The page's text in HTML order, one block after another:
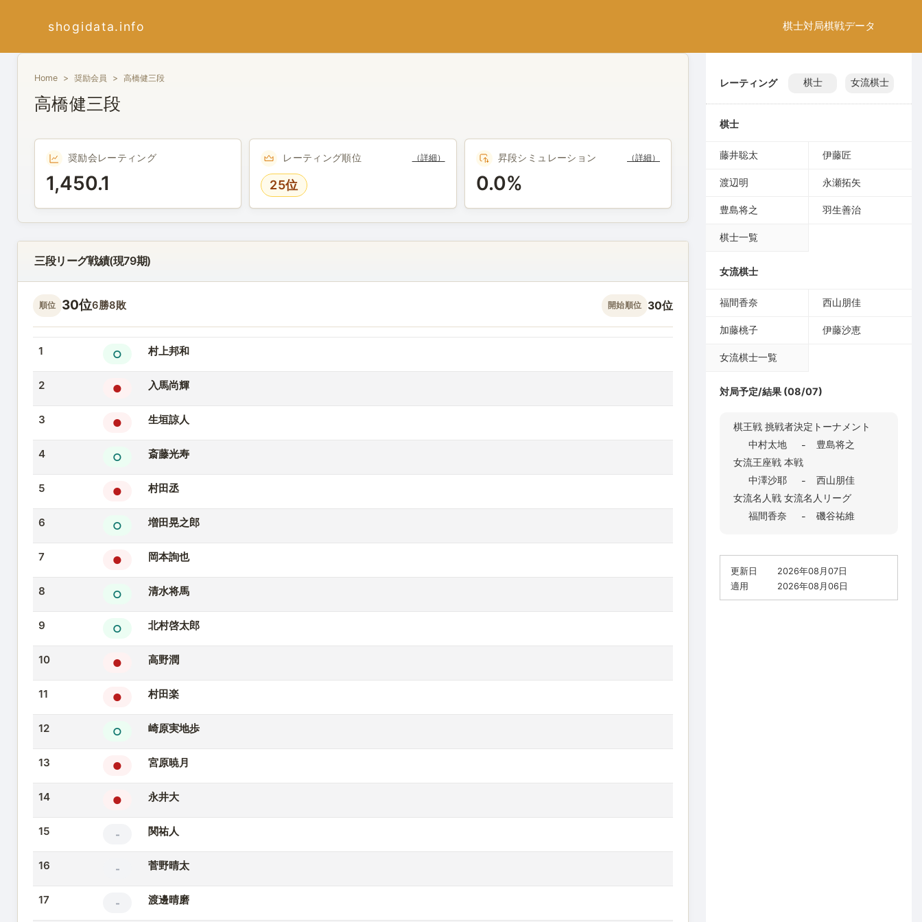
shogidata.info 棋士対局棋戦データ
Home 奨励会員 高橋健三段
高橋健三段
奨励会レーティング
1,450.1
レーティング順位 （詳細）
25位
昇段シミュレーション （詳細）
0.0%
三段リーグ戦績(現79期)
順位 30位6勝8敗 開始順位 30位
1 ○ 村上邦和
2 ● 入馬尚輝
3 ● 生垣諒人
4 ○ 斎藤光寿
5 ● 村田丞
6 ○ 増田晃之郎
7 ● 岡本詢也
8 ○ 清水将馬
9 ○ 北村啓太郎
10 ● 高野潤
11 ● 村田楽
12 ○ 崎原実地歩
13 ● 宮原暁月
14 ● 永井大
15 - 関祐人
16 - 菅野晴太
17 - 渡邊晴磨
レーティング 棋士 女流棋士
棋士
藤井聡太 伊藤匠
渡辺明 永瀬拓矢
豊島将之 羽生善治
棋士一覧
女流棋士
福間香奈 西山朋佳
加藤桃子 伊藤沙恵
女流棋士一覧
対局予定/結果 (08/07)
棋王戦 挑戦者決定トーナメント
中村太地
-
豊島将之
女流王座戦 本戦
中澤沙耶
-
西山朋佳
女流名人戦 女流名人リーグ
福間香奈
- 磯谷祐維
更新日
2026年08月07日
適用
2026年08月06日